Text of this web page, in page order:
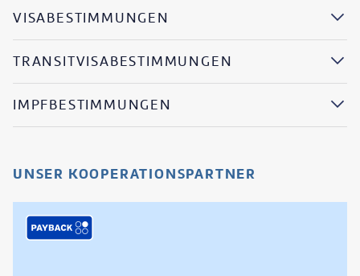
VISABESTIMMUNGEN
TRANSITVISABESTIMMUNGEN
IMPFBESTIMMUNGEN
UNSER KOOPERATIONSPARTNER